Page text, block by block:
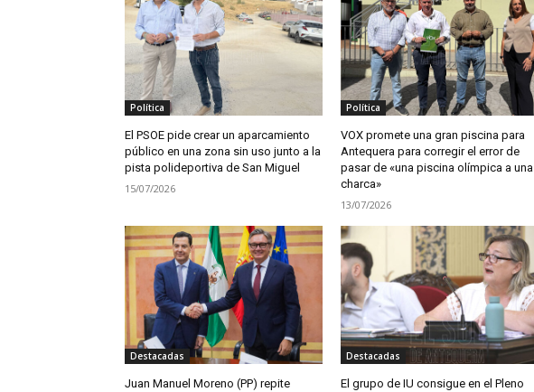
Política
El PSOE pide crear un aparcamiento
público en una zona sin uso junto a la
pista polideportiva de San Miguel
15/07/2026
Política
VOX promete una gran piscina para
Antequera para corregir el error de
pasar de «una piscina olímpica a una
charca»
13/07/2026
Destacadas
Juan Manuel Moreno (PP) repite
Destacadas
El grupo de IU consigue en el Pleno